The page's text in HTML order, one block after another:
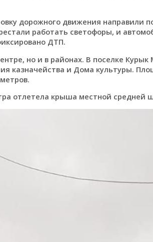
дорожного движения направили
работать светофоры, и
ДТП.
но и в районах. В поселке Курык
казначейства и Дома культуры.
отлетела крыша местной средней